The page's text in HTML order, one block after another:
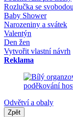
Rozlučka se svobodou
Baby Shower
Narozeniny a svátek
Valentýn
Den žen
Vytvořit vlastní návrh
Reklama
Odvětví a obaly
Zpět